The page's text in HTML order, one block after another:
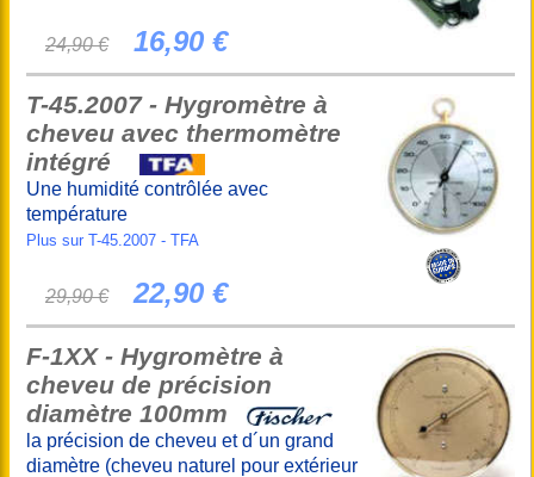
24,90 € 16,90 €
T-45.2007 - Hygromètre à
cheveu avec thermomètre
intégré
Une humidité contrôlée avec
température
Plus sur T-45.2007 - TFA
29,90 € 22,90 €
F-1XX - Hygromètre à
cheveu de précision
diamètre 100mm
la précision de cheveu et d´un grand
diamètre (cheveu naturel pour extérieur